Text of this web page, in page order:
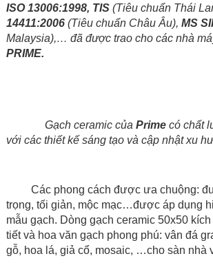
ISO 13006:1998, TIS(Tiêu chuẩn Thái
14411:2006(Tiêu chuẩn Châu Âu), MS
Malaysia),… đã được trao cho các nhà
PRIME.
Gạch ceramic của Primecó chất
với các thiết kế sáng tạo và cập nhật xu
Các phong cách được ưa chuộng:
trọng, tối giản, mộc mạc…được áp dụng
mẫu gạch. Dòng gạch ceramic 50x50
tiết và hoa văn gạch phong phú: vân đá
gỗ, hoa lá, giả cổ, mosaic, …cho sàn nhà